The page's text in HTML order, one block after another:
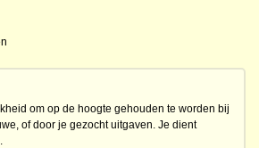
om op de hoogte gehouden te worden bij
of door je gezocht uitgaven. Je dient